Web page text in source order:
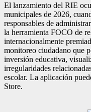
El lanzamiento del RIE
municipales de 2026,
responsables de
la herramienta FOCO de
internacionalmente
monitoreo ciudadano que
inversión educativa,
irregularidades
escolar. La aplicación
Store.